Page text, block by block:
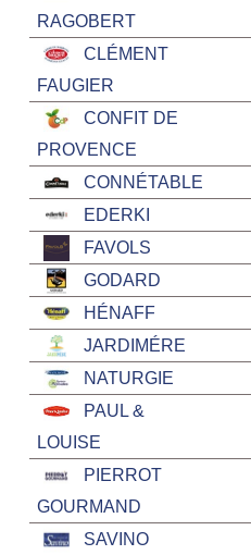
RAGOBERT
CLÉMENT
FAUGIER
CONFIT DE
PROVENCE
CONNÉTABLE
EDERKI
FAVOLS
GODARD
HÉNAFF
JARDIMÉRE
NATURGIE
PAUL &
LOUISE
PIERROT
GOURMAND
SAVINO